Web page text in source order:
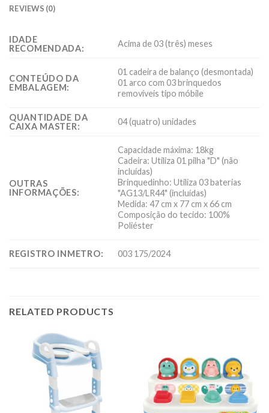
REVIEWS (0)
IDADE
RECOMENDADA:
Acima de 03 (três) meses
CONTEÚDO DA
EMBALAGEM:
01 cadeira de balanço (desmontada)
01 arco com 03 brinquedos
removíveis tipo móbile
QUANTIDADE DA
CAIXA MASTER:
04 (quatro) unidades
OUTRAS
INFORMAÇÕES:
Capacidade máxima: 18kg
Cadeira: Utiliza 01 pilha "D" (não
incluídas)
Brinquedinho: Utiliza 03 baterias
"AG13/LR44" (incluídas)
Medida: 47 cm x 77 cm x 66 cm
Composição do tecido: 100%
Poliéster
REGISTRO INMETRO: 003 175/2024
RELATED PRODUCTS